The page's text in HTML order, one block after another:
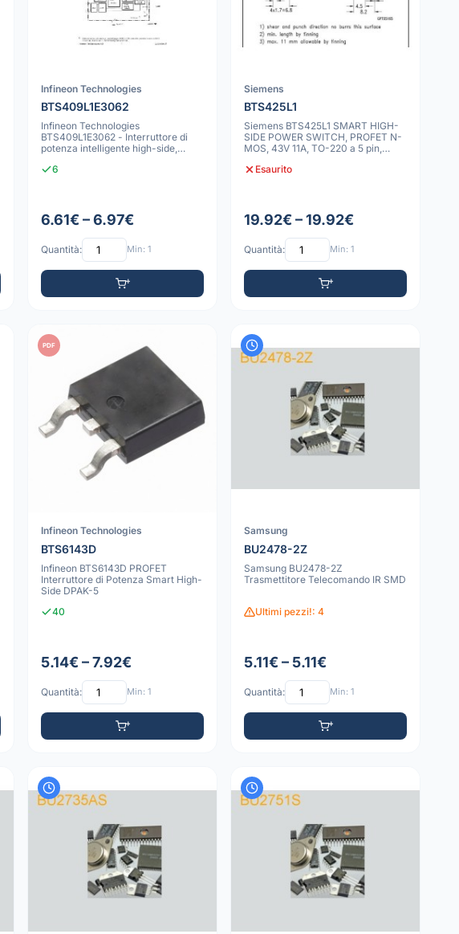
Infineon Technologies
BTS409L1E3062
Infineon Technologies
BTS409L1E3062 - Interruttore di
potenza intelligente high-side,
6
6.61€ – 6.97€
Quantità: Min: 1
Siemens
BTS425L1
Siemens BTS425L1 SMART HIGH-
SIDE POWER SWITCH, PROFET N-
MOS, 43V 11A, TO-220 a 5 pin,
Esaurito
19.92€ – 19.92€
Quantità: Min: 1
PDF
Infineon Technologies
BTS6143D
Infineon BTS6143D PROFET
Interruttore di Potenza Smart High-
Side DPAK-5
40
5.14€ – 7.92€
Quantità: Min: 1
Samsung
BU2478-2Z
Samsung BU2478-2Z
Trasmettitore Telecomando IR SMD
Ultimi pezzi!: 4
5.11€ – 5.11€
Quantità: Min: 1